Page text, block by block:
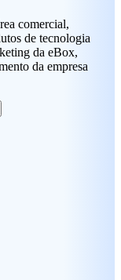
comercial,
de tecnologia
da eBox,
da empresa